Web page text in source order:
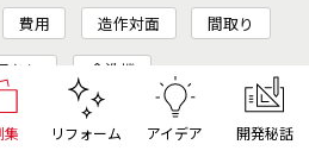
集 リフォーム アイデア 開発秘話
費用 造作対面 間取り
り 食洗機